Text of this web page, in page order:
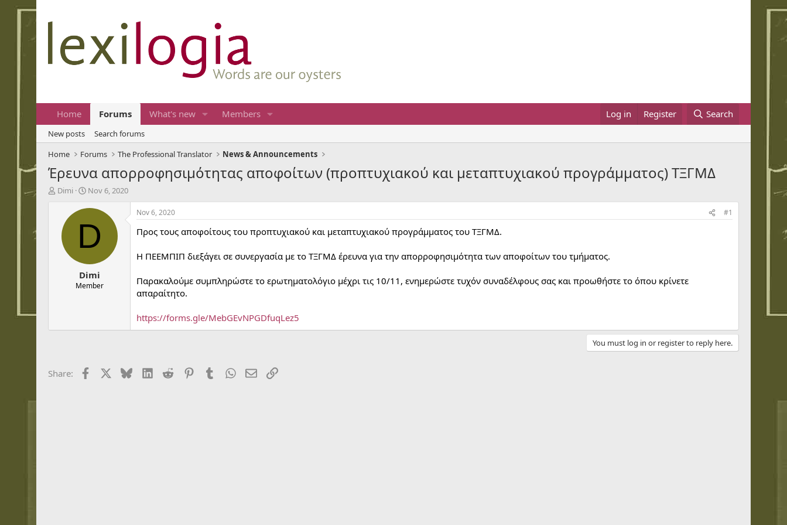
Home Forums What's new Members Log in Register Search
New posts
Search forums
Home
Forums The Professional Translator News & Announcements
Έρευνα απορροφησιμότητας αποφοίτων (προπτυχιακού και μεταπτυχιακού προγράμματος) ΤΞΓΜΔ
T
Dimi
S
a
d
t
e
Nov 6, 2020
D
Dimi
Member
Nov 6, 2020 #1
Προς τους αποφοίτους του προπτυχιακού και μεταπτυχιακού προγράμματος του ΤΞΓΜΔ.
Η ΠΕΕΜΠΙΠ διεξάγει σε συνεργασία με το ΤΞΓΜΔ έρευνα για την απορροφησιμότητα των αποφοίτων του τμήματος.
Παρακαλούμε συμπληρώστε το ερωτηματολόγιο μέχρι τις 10/11, ενημερώστε τυχόν συναδέλφους σας και προωθήστε το όπου κρίνετε
απαραίτητο.
https://forms.gle/MebGEvNPGDfuqLez5
You must log in or register to reply here.
Share: Facebook BlueskyLinkedIn
Reddit PinterestTumblrWhatsApp
EmailLink